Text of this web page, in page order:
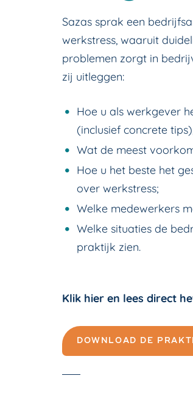
Sazas sprak een
werkstress, waaruit
problemen zorgt in
zij uitleggen:
Hoe u als werkgever
(inclusief concrete
Wat de meest
Hoe u het beste het
over werkstress;
Welke medewerkers
Welke situaties de
praktijk zien.
Klik hier en lees direct
DOWNLOAD DE